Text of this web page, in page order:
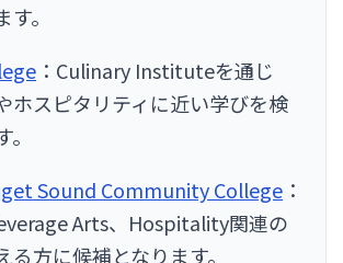
。
：Culinary Instituteを通じ
ホスピタリティに近い学びを検
Sound Community College ：
Arts、Hospitality関連の
る方に候補となります。